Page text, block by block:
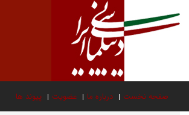
صفحه نخست درباره ما عضویت پیوند ها